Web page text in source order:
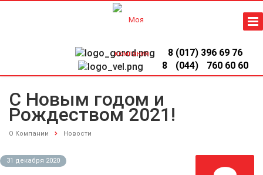
8 (017) 396 69 76
8
(044) 760 60 60
С Новым годом и
Рождеством 2021!
О Компании Новости
31 декабря 2020